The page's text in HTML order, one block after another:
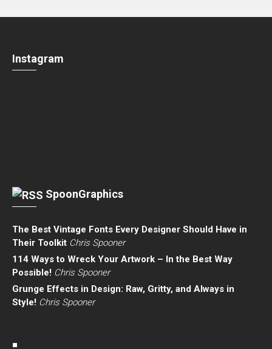
Instagram
SpoonGraphics
The Best Vintage Fonts Every Designer Should Have in
Their Toolkit Chris Spooner
114 Ways to Wreck Your Artwork – In the Best Way
Possible! Chris Spooner
Grunge Effects in Design: Raw, Gritty, and Always in
Style! Chris Spooner
■